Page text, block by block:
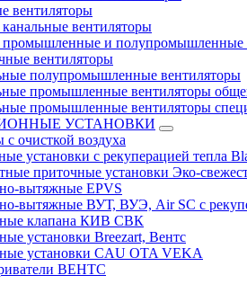
вентиляторы
вентиляторы
и полупромышленные
вентиляторы
полупромышленные вентиляторы
промышленные вентиляторы
промышленные вентиляторы
УСТАНОВКИ
с очисткой воздуха
установки с рекуперацией тепла
приточные установки Эко-
вытяжные EPVS
вытяжные ВУТ, ВУЭ, Air SC с
клапана КИВ СВК
установки Breezart, Вентс
установки CAU OTA VEKA
ВЕНТС